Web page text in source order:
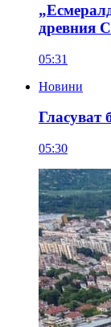
древния
05:31
Новини
Гласуват
05:30